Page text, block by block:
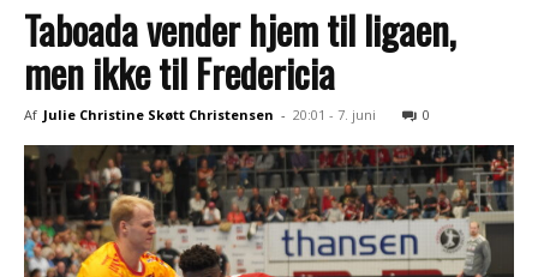
Taboada vender hjem til ligaen,
men ikke til Fredericia
Af Julie Christine Skøtt Christensen - 20:01 - 7. juni 0